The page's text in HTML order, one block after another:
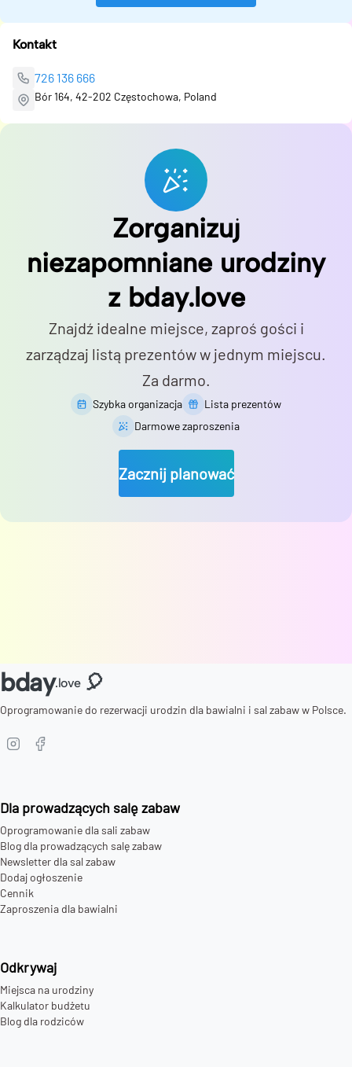
Kontakt
726 136 666
Bór 164, 42-202 Częstochowa, Poland
Zorganizuj
niezapomniane urodziny
z bday.love
Znajdź idealne miejsce, zaproś gości i
zarządzaj listą prezentów w jednym miejscu.
Za darmo.
Szybka organizacja
Lista prezentów
Darmowe zaproszenia
Zacznij planować
bday.love 🎈
Oprogramowanie do rezerwacji urodzin dla bawialni i sal zabaw w Polsce.
Dla prowadzących salę zabaw
Oprogramowanie dla sali zabaw
Blog dla prowadzących salę zabaw
Newsletter dla sal zabaw
Dodaj ogłoszenie
Cennik
Zaproszenia dla bawialni
Odkrywaj
Miejsca na urodziny
Kalkulator budżetu
Blog dla rodziców